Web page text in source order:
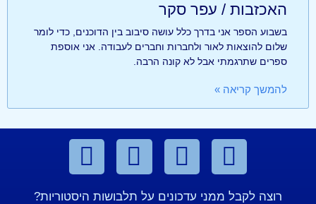
האכזבות / עפר סקר
בשבוע הספר אני בדרך כלל עושה סיבוב בין הדוכנים, כדי לומר
שלום להוצאות לאור ולחברות וחברים לעבודה. אני אוספת
ספרים שתרגמתי אבל לא קונה הרבה.
להמשך קריאה »
רוצה לקבל ממני עדכונים על תלבושות היסטוריות?